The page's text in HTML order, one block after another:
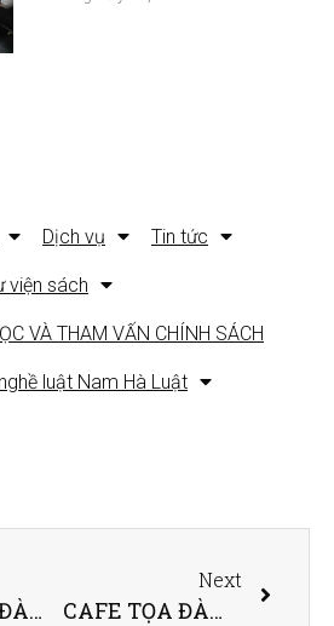
Dịch vụ Tin tức
viện sách
VÀ THAM VẤN CHÍNH SÁCH
luật Nam Hà Luật
CAFE TỌA ĐÀM SỐ 12 – CÔNG TY LUẬT NAM HÀ TỔ CHỨC THÀNH CÔNG CHƯƠNG TRÌNH VỚI CHỦ ĐỀ: “MỘT ĐỜI NHƯ KẺ TÌM ĐƯỜNG – ỨNG DỤNG TRONG HÀNH NGHỀ LUẬT” VÀ RA MẮT BẢN QUYỀN LOGO CHƯƠNG TRÌNH
Next
CAFE TỌA ĐÀM SỐ 13 – CÔNG TY LUẬT NAM HÀ TỔ CHỨC THÀNH CÔNG CHƯƠNG TRÌNH VỚI CHỦ ĐỀ: CHIA SẺ NỘI DUNG 02 QUYỂN SÁCH “SỐNG THEO PHƯƠNG THỨC 80/20, CON NGƯỜI 80/20” VÀ ỨNG DỤNG TRONG HÀNH NGHỀ LUẬT